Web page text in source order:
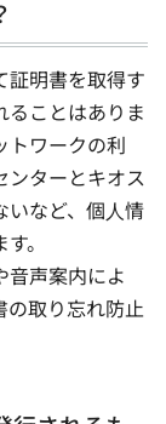
証明書を取得す
ることはありま
トワークの利
ンターとキオス
いなど、個⼈情
。
音声案内によ
の取り忘れ防止